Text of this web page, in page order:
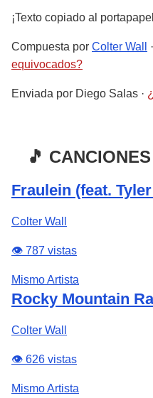
¡Texto copiado al
Compuesta por Colter Wall ·
equivocados?
Enviada por Diego Salas ·
🎵
Fraulein (feat.
Colter Wall
👁️ 787 vistas
Mismo Artista
Rocky Mountain
Colter Wall
👁️ 626 vistas
Mismo Artista